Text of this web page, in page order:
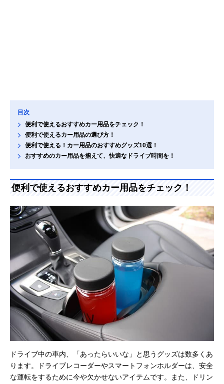
目次
便利で使えるおすすめカー用品をチェック！
便利で使えるカー用品の選び方！
便利で使える！カー用品のおすすめグッズ10選！
おすすめのカー用品を揃えて、快適なドライブ時間を！
便利で使えるおすすめカー用品をチェック！
ドライブ中の車内、「あったらいいな」と思うグッズは数多くあ
ります。ドライブレコーダーやスマートフォンホルダーは、安全
な運転をするために今や欠かせないアイテムです。また、ドリン